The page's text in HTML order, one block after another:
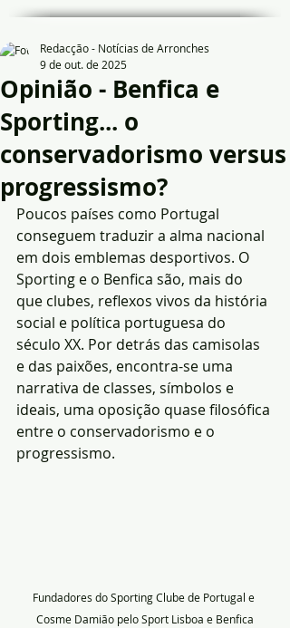
Opinião - Benfica e
Sporting... o
conservadorismo versus
progressismo?
Redacção - Notícias de Arronches
9 de out. de 2025
Poucos países como Portugal
conseguem traduzir a alma nacional
em dois emblemas desportivos. O
Sporting e o Benfica são, mais do
que clubes, reflexos vivos da história
social e política portuguesa do
século XX. Por detrás das camisolas
e das paixões, encontra-se uma
narrativa de classes, símbolos e
ideais, uma oposição quase filosófica
entre o conservadorismo e o
progressismo.
Fundadores do Sporting Clube de Portugal e
Cosme Damião pelo Sport Lisboa e Benfica